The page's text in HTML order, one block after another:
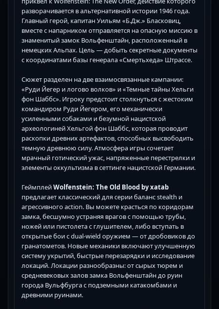
разворачивается в альтернативной истории 1946 года.
Главный герой, капитан Уильям «Б.Дж.» Бласковиц,
вместе с напарником отправляется на опасную миссию в
знаменитый замок Вольфенштайн, расположенный в
немецких Альпах. Цель — добыть секретные документы
с координатами базы генерала «Смертьхеда» Штрассе.
Сюжет разделен на две взаимосвязанные кампании:
«Руди Йегер и логово волков» и «Темные тайны Хельги
фон Шаббс». Игроку предстоит столкнуться с жестоким
командиром Руди Йегером, его механически
усиленными собаками и безумной нацистской
археологиней Хельгой фон Шаббс, которая проводит
раскопки древних артефактов, способных высвободить
темную древнюю силу. Атмосфера игры сочетает
мрачный готический ужас, напряженные перестрелки и
элементы оккультизма в сеттинге нацистской Германии.
ГеймплейWolfenstein: The Old Blood by xatab
предлагает классический для серии баланс stealth и
агрессивного action. Вы можете красться по коридорам
замка, бесшумно устраняя врагов с помощью трубы,
ножей или пистолета с глушителем, либо вступать в
открытые бои с dual-wield оружием — от дробовиков до
гранатометов. Новые механики включают улучшенную
систему укрытий, быстрые перезарядки и исследование
локаций. Локации разнообразны: от сырых тюрем и
средневековых залов замка Вольфенштайн до руин
города Вульфбурга с подземными катакомбами и
древними руинами.